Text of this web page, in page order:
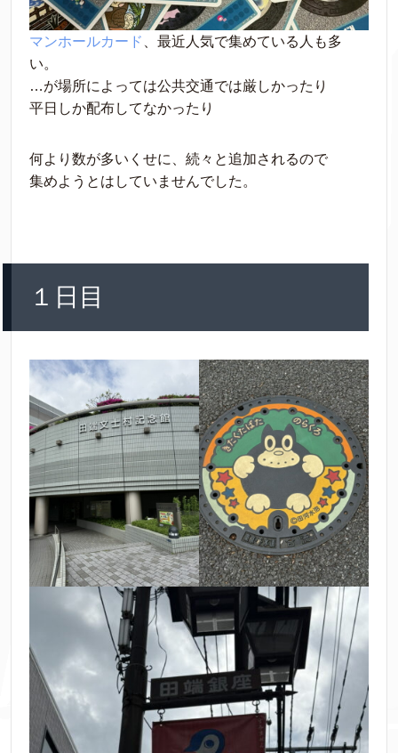
マンホールカード
、最近人気で集めている人も多
い。
…が場所によっては公共交通では厳しかったり
平日しか配布してなかったり
何より数が多いくせに、続々と追加されるので
集めようとはしていませんでした。
１日目